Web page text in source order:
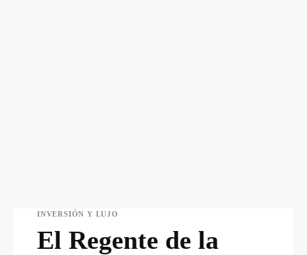
INVERSIÓN Y LUJO
El Regente de la